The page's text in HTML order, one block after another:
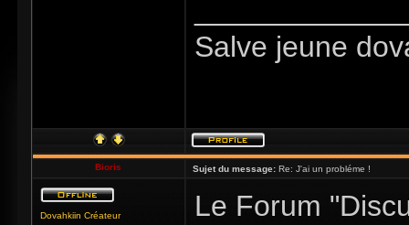
Salve jeune
Bioris Sujet du message: Re: J'ai un probléme !
Dovahkiin Créateur
Le Forum